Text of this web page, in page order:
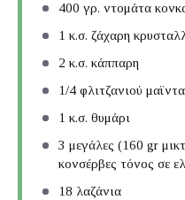
400 γρ. ντομάτα
1 κ.σ. ζάχαρη
2 κ.σ. κάππαρη
1/4 φλιτζανιού
1 κ.σ. θυμάρι
3 μεγάλες (160 gr
κονσέρβες τόνος σε
18 λαζάνια